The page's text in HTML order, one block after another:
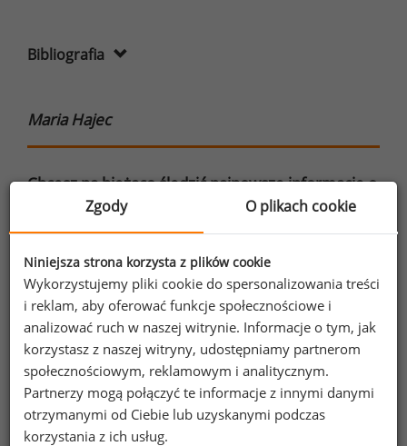
Bibliografia
Maria Hajec
Chcesz na bieżąco śledzić najnowsze informacje o
wynagrodzeniach?
Zapisz się do newslettera!
Wyrażam zgodę na przetwarzanie moich
danych osobowych zawartych w
formularzu przez Sedlak &Sedlak sp. z o.o.
sp. k. w celu otrzymywania bezpłatnego
newsletter’a portalu wynagrodzenia.pl.
Zgody O plikach cookie
Niniejsza strona korzysta z plików cookie
Wykorzystujemy pliki cookie do spersonalizowania treści
i reklam, aby oferować funkcje społecznościowe i
analizować ruch w naszej witrynie. Informacje o tym, jak
korzystasz z naszej witryny, udostępniamy partnerom
społecznościowym, reklamowym i analitycznym.
Partnerzy mogą połączyć te informacje z innymi danymi
otrzymanymi od Ciebie lub uzyskanymi podczas
korzystania z ich usług.